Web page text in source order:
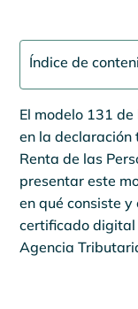
Índice de
El modelo 131
en la declaración
Renta de las
presentar este
en qué consiste
certificado digital
Agencia